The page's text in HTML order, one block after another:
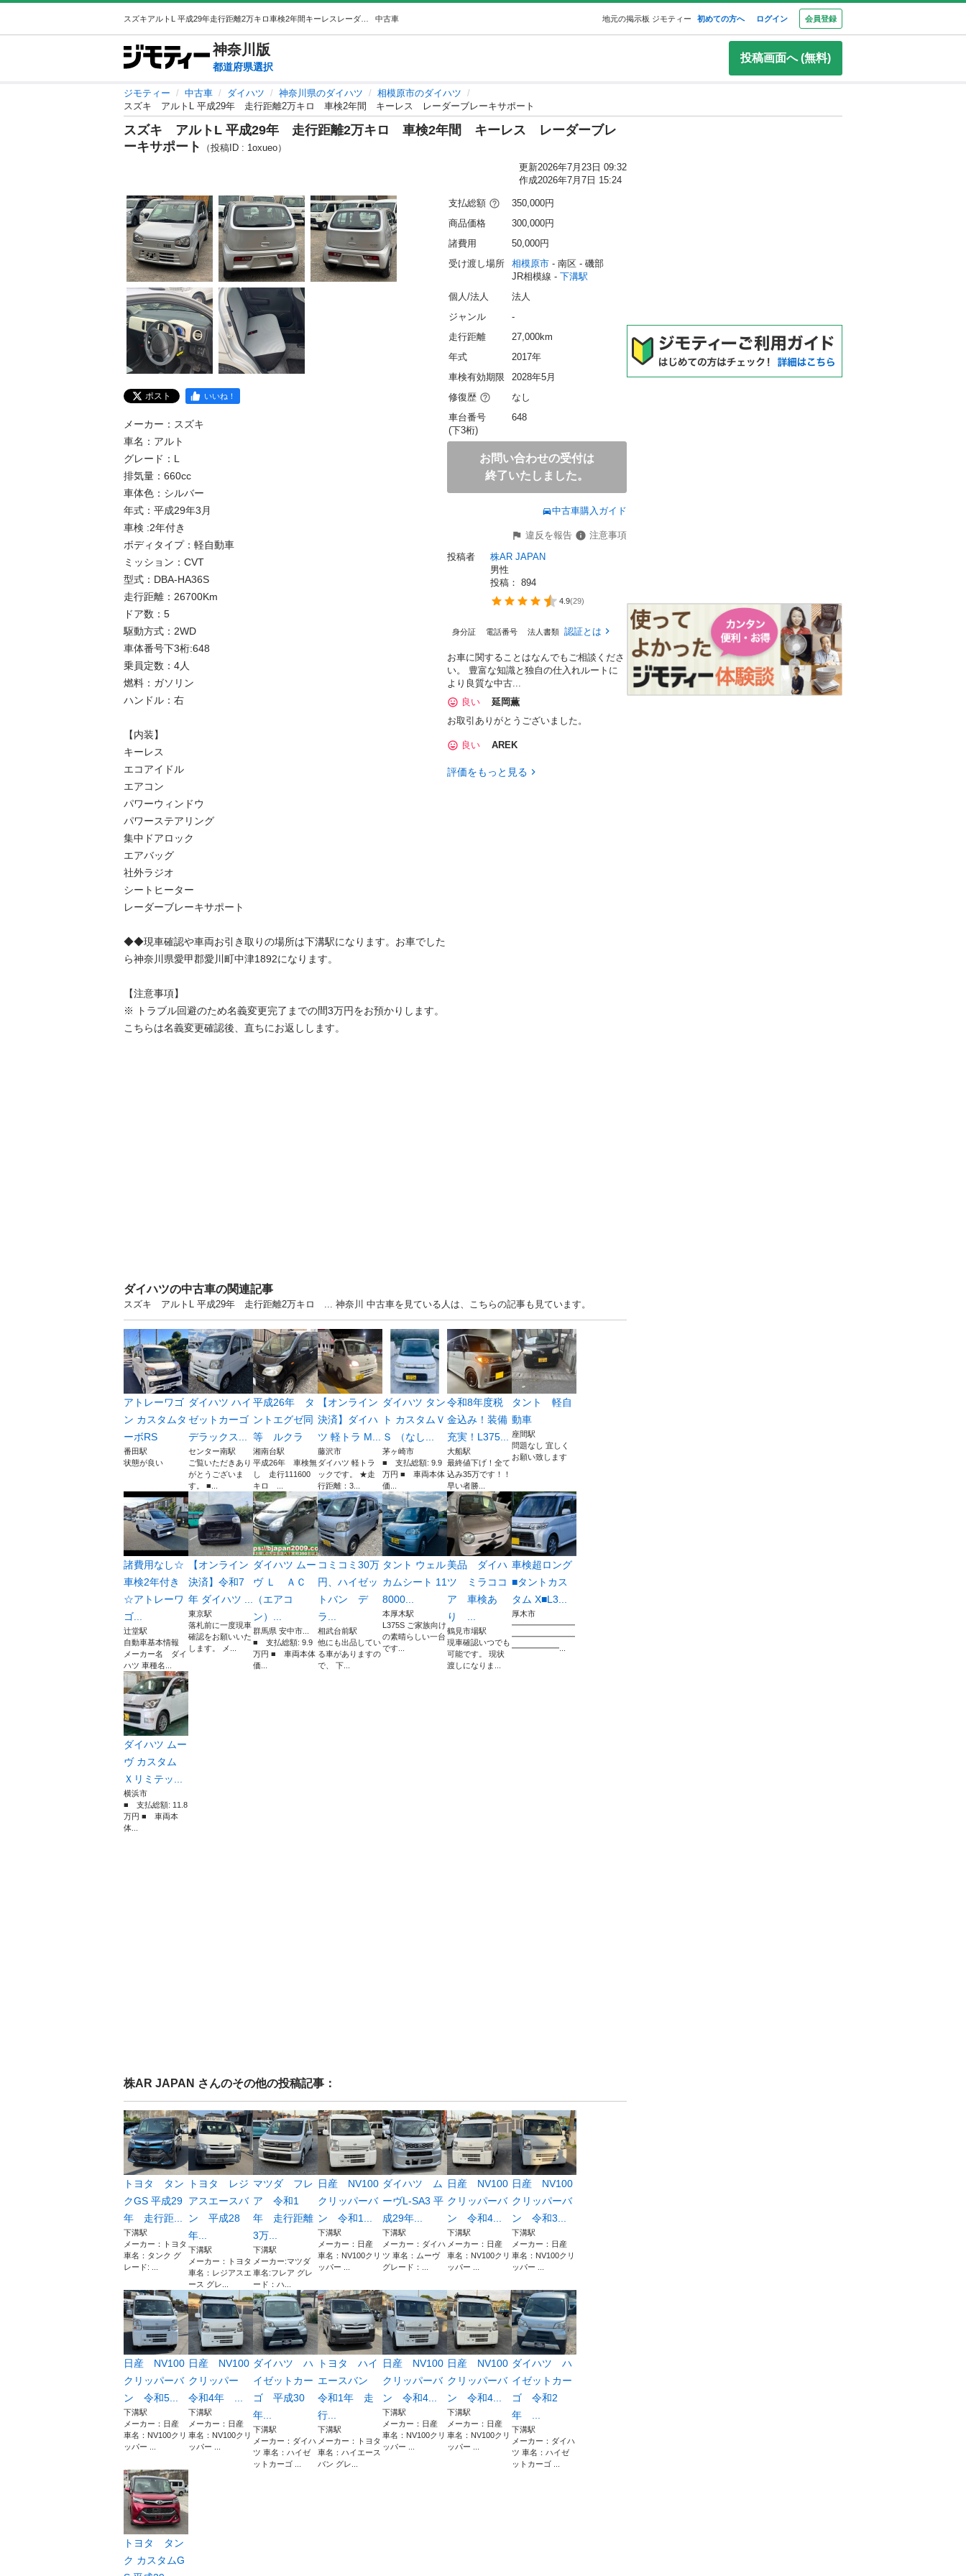
中古車 地元の掲示板 ジモティー 初めての方へ ログイン 会員登録
神奈川 版
都道府県選択
投稿画面へ (無料)
ジモティー 中古車 ダイハツ 神奈川県のダイハツ
相模原市のダイハツ
スズキ アルトL 平成29年 走行距離2万キロ 車検2年間 キーレス レーダーブレーキサポート
スズキ アルトL 平成29年 走行距離2万キロ 車検2年間 キーレス レーダーブレ
ーキサポート
（投稿ID : 1oxueo）
更新2026年7月23日 09:32
作成2026年7月7日 15:24
ポスト いいね！
メーカー：スズキ
車名：アルト
グレード：L
排気量：660cc
車体色：シルバー
年式：平成29年3月
車検 :2年付き
ボディタイプ：軽自動車
ミッション：CVT
型式：DBA-HA36S
走行距離：26700Km
ドア数：5
駆動方式：2WD
車体番号下3桁:648
乗員定数：4人
燃料：ガソリン
ハンドル：右
【内装】
キーレス
エコアイドル
エアコン
パワーウィンドウ
パワーステアリング
集中ドアロック
エアバッグ
社外ラジオ
シートヒーター
レーダーブレーキサポート
◆◆現車確認や車両お引き取りの場所は下溝駅になります。お車でした
ら神奈川県愛甲郡愛川町中津1892になります。
【注意事項】
※ トラブル回避のため名義変更完了までの間3万円をお預かりします。
こちらは名義変更確認後、直ちにお返しします。
支払総額
350,000円
商品価格
300,000円
諸費用
50,000円
受け渡し場所
相模原市 - 南区 - 磯部
JR相模線 - 下溝駅
個人/法人
法人
ジャンル
-
走行距離
27,000km
年式
2017年
車検有効期限
2028年5月
修復歴
なし
車台番号
(下3桁)
648
お問い合わせの受付は
終了いたしました。
中古車購入ガイド
違反を報告
注意事項
投稿者
株AR JAPAN
男性
投稿： 894
4.9(29)
身分証 電話番号 法人書類 認証とは
お車に関することはなんでもご相談くださ
い。 豊富な知識と独自の仕入れルートに
より良質な中古...
良い
延岡薫
お取引ありがとうございました。
良い AREK
評価をもっと見る
ダイハツの中古車の関連記事
スズキ アルトL 平成29年 走行距離2万キロ ... 神奈川 中古車を見ている人は、こちらの記事も見ています。
アトレーワゴ
ン カスタムタ
ーボRS
番田駅
状態が良い
ダイハツ ハイ
ゼットカーゴ
デラックス...
センター南駅
ご覧いただきあり
がとうございま
す。 ■...
平成26年 タ
ントエグゼ同
等 ルクラ
湘南台駅
平成26年 車検無
し 走行111600
キロ ...
【オンライン
決済】ダイハ
ツ 軽トラ M...
藤沢市
ダイハツ 軽トラ
ックです。 ★走
行距離：3...
ダイハツ タン
ト カスタムＶ
Ｓ （なし...
茅ヶ崎市
■ 支払総額: 9.9
万円 ■ 車両本体
価...
令和8年度税
金込み！装備
充実！L375...
大船駅
最終値下げ！全て
込み35万です！！
早い者勝...
タント 軽自
動車
座間駅
問題なし 宜しく
お願い致します
諸費用なし☆
車検2年付き
☆アトレーワ
ゴ...
辻堂駅
自動車基本情報
メーカー名 ダイ
ハツ 車種名...
【オンライン
決済】令和7
年 ダイハツ ...
東京駅
落札前に一度現車
確認をお願いいた
します。 メ...
ダイハツ ムー
ヴ Ｌ ＡＣ
（エアコ
ン）...
群馬県 安中市...
■ 支払総額: 9.9
万円 ■ 車両本体
価...
コミコミ30万
円、ハイゼッ
トバン デ
ラ...
相武台前駅
他にも出品してい
る車がありますの
で、 下...
タント ウェル
カムシート 11
8000...
本厚木駅
L375S ご家族向け
の素晴らしい一台
です...
美品 ダイハ
ツ ミラココ
ア 車検あ
り ...
鶴見市場駅
現車確認いつでも
可能です。 現状
渡しになりま...
車検超ロング
■タントカス
タム X■L3...
厚木市
━━━━━━━━
━━━━━━━━
━━━━━━...
ダイハツ ムー
ヴ カスタム
Ｘリミテッ...
横浜市
■ 支払総額: 11.8
万円 ■ 車両本
体...
株AR JAPAN さんのその他の投稿記事：
トヨタ タン
クGS 平成29
年 走行距...
下溝駅
メーカー：トヨタ
車名：タンク グ
レード: ...
トヨタ レジ
アスエースバ
ン 平成28
年...
下溝駅
メーカー：トヨタ
車名：レジアスエ
ース グレ...
マツダ フレ
ア 令和1
年 走行距離
3万...
下溝駅
メーカー:マツダ
車名:フレア グレ
ード：ハ...
日産 NV100
クリッパーバ
ン 令和1...
下溝駅
メーカー：日産
車名：NV100クリ
ッパー ...
ダイハツ ム
ーヴL-SA3 平
成29年...
下溝駅
メーカー：ダイハ
ツ 車名：ムーヴ
グレード：...
日産 NV100
クリッパーバ
ン 令和4...
下溝駅
メーカー：日産
車名：NV100クリ
ッパー ...
日産 NV100
クリッパーバ
ン 令和3...
下溝駅
メーカー：日産
車名：NV100クリ
ッパー ...
日産 NV100
クリッパーバ
ン 令和5...
下溝駅
メーカー：日産
車名：NV100クリ
ッパー ...
日産 NV100
クリッパー
令和4年 ...
下溝駅
メーカー：日産
車名：NV100クリ
ッパー ...
ダイハツ ハ
イゼットカー
ゴ 平成30
年...
下溝駅
メーカー：ダイハ
ツ 車名：ハイゼ
ットカーゴ ...
トヨタ ハイ
エースバン
令和1年 走
行...
下溝駅
メーカー：トヨタ
車名：ハイエース
バン グレ...
日産 NV100
クリッパーバ
ン 令和4...
下溝駅
メーカー：日産
車名：NV100クリ
ッパー ...
日産 NV100
クリッパーバ
ン 令和4...
下溝駅
メーカー：日産
車名：NV100クリ
ッパー ...
ダイハツ ハ
イゼットカー
ゴ 令和2
年 ...
下溝駅
メーカー：ダイハ
ツ 車名：ハイゼ
ットカーゴ ...
トヨタ タン
ク カスタムG